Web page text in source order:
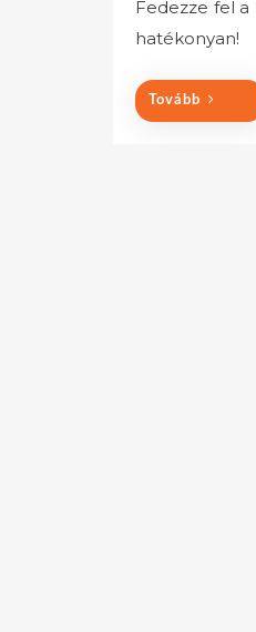
s
t
Fedezze fel
hatékonyan!
Tovább